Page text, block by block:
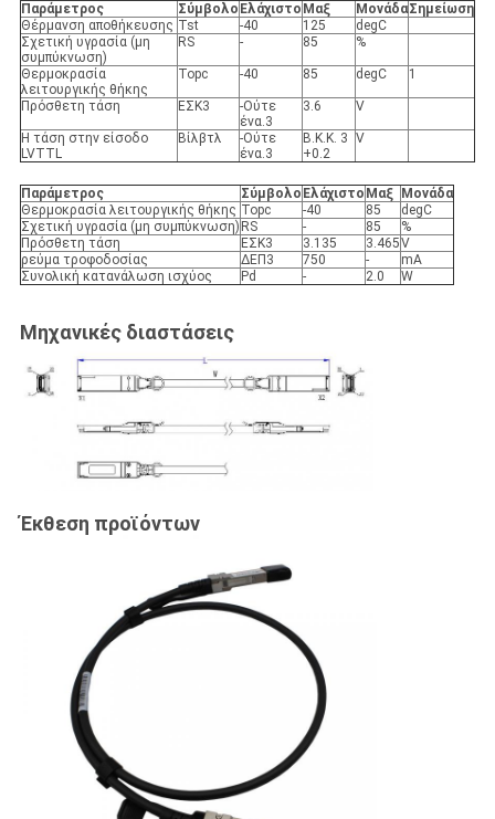
Παράμετρος Σύμβολο Ελάχιστο Μαξ ΜονάδαΣημείωση
Θέρμανση αποθήκευσης Tst -40 125
degC
Σχετική υγρασία (μη
συμπύκνωση)
RS - 85 %
Θερμοκρασία
λειτουργικής θήκης
Topc -40 85 degC 1
Πρόσθετη τάση ΕΣΚ3
-Ούτε
ένα.3
3.6 V
Η τάση στην είσοδο
LVTTL
Βίλβτλ
-Ούτε
ένα.3
Β.Κ.Κ. 3
+0.2
V
Παράμετρος Σύμβολο Ελάχιστο Μαξ
Μονάδα
Θερμοκρασία λειτουργικής θήκης Topc -40 85
degC
Σχετική υγρασία (μη συμπύκνωση) RS - 85
%
Πρόσθετη τάση
ΕΣΚ3 3.135 3.465V
ρεύμα τροφοδοσίας
ΔΕΠ3 750 -
mA
Συνολική κατανάλωση ισχύος
Pd - 2.0 W
Μηχανικές διαστάσεις
Έκθεση προϊόντων